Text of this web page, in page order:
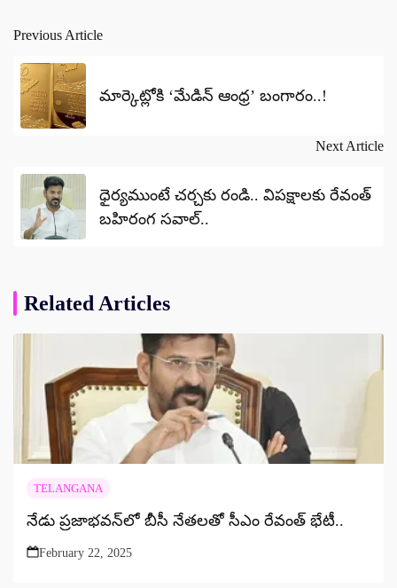
Post
navigation
Previous Article
మార్కెట్లోకి ‘మేడిన్ ఆంధ్ర’ బంగారం..!
Next Article
ధైర్యముంటే చర్చకు రండి.. విపక్షాలకు రేవంత్
బహిరంగ సవాల్..
Related Articles
TELANGANA
నేడు ప్రజాభవన్‌లో బీసీ నేతలతో సీఎం రేవంత్‌ భేటీ..
February 22, 2025